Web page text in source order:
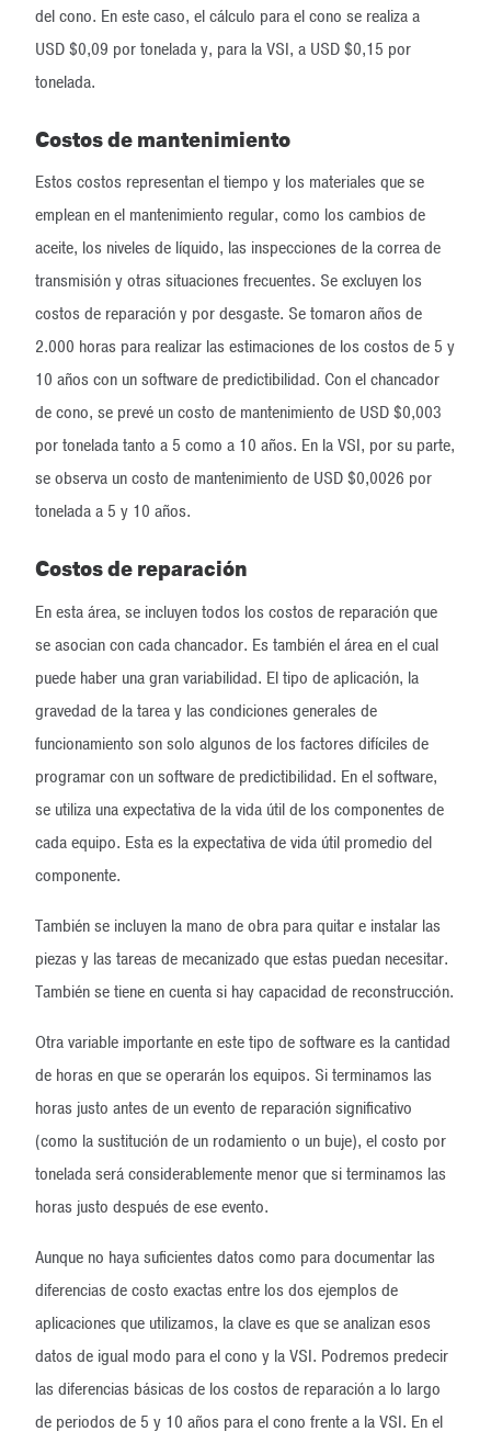
del cono. En este caso, el cálculo para el cono se realiza a
USD $0,09 por tonelada y, para la VSI, a USD $0,15 por
tonelada.
Costos de mantenimiento
Estos costos representan el tiempo y los materiales que se
emplean en el mantenimiento regular, como los cambios de
aceite, los niveles de líquido, las inspecciones de la correa de
transmisión y otras situaciones frecuentes. Se excluyen los
costos de reparación y por desgaste. Se tomaron años de
2.000 horas para realizar las estimaciones de los costos de 5 y
10 años con un software de predictibilidad. Con el chancador
de cono, se prevé un costo de mantenimiento de USD $0,003
por tonelada tanto a 5 como a 10 años. En la VSI, por su parte,
se observa un costo de mantenimiento de USD $0,0026 por
tonelada a 5 y 10 años.
Costos de reparación
En esta área, se incluyen todos los costos de reparación que
se asocian con cada chancador. Es también el área en el cual
puede haber una gran variabilidad. El tipo de aplicación, la
gravedad de la tarea y las condiciones generales de
funcionamiento son solo algunos de los factores difíciles de
programar con un software de predictibilidad. En el software,
se utiliza una expectativa de la vida útil de los componentes de
cada equipo. Esta es la expectativa de vida útil promedio del
componente.
También se incluyen la mano de obra para quitar e instalar las
piezas y las tareas de mecanizado que estas puedan necesitar.
También se tiene en cuenta si hay capacidad de reconstrucción.
Otra variable importante en este tipo de software es la cantidad
de horas en que se operarán los equipos. Si terminamos las
horas justo antes de un evento de reparación significativo
(como la sustitución de un rodamiento o un buje), el costo por
tonelada será considerablemente menor que si terminamos las
horas justo después de ese evento.
Aunque no haya suficientes datos como para documentar las
diferencias de costo exactas entre los dos ejemplos de
aplicaciones que utilizamos, la clave es que se analizan esos
datos de igual modo para el cono y la VSI. Podremos predecir
las diferencias básicas de los costos de reparación a lo largo
de periodos de 5 y 10 años para el cono frente a la VSI. En el